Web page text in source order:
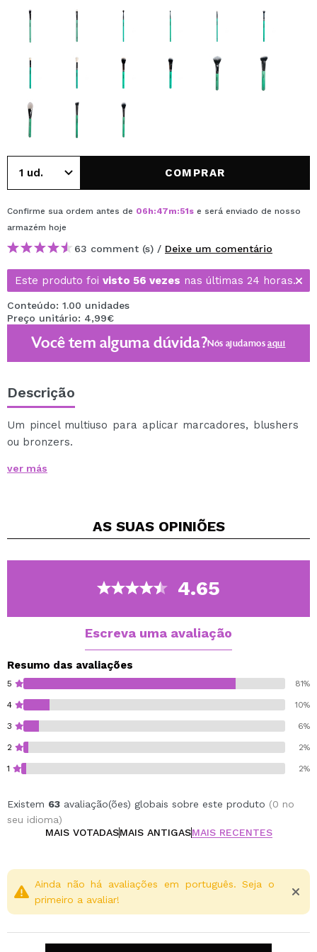
COMPRAR
Confirme sua ordem antes de 06h:47m:50s e será enviado de nosso
armazém hoje
63 comment (s) / Deixe um comentário
Este produto foi visto 56 vezes nas últimas 24 horas.
Conteúdo: 1.00 unidades
Preço unitário: 4,99€
Você tem alguma dúvida?Nós ajudamosaqui
Descrição
Um pincel multiuso para aplicar marcadores, blushers
ou bronzers.
em pó.
acabamento natural.
Projetado em uma bela cor de água do mar verde.
100% cabelo sintético.
ver más
AS SUAS OPINIÕES
4.65
Escreva uma avaliação
Resumo das avaliações
5 81%
4 10%
3 6%
2 2%
1 2%
Existem 63 avaliação(ões) globais sobre este produto (0 no
seu idioma)
MAIS VOTADASMAIS ANTIGASMAIS RECENTES
Ainda não há avaliações em português. Seja o
primeiro a avaliar!